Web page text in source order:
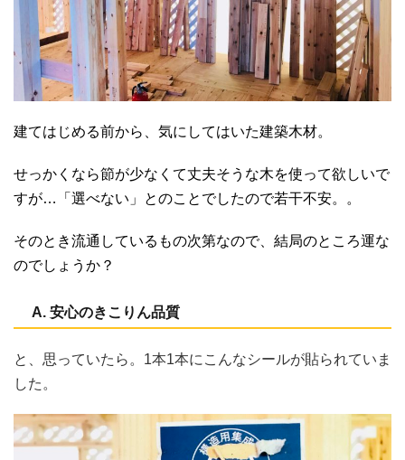
建てはじめる前から、気にしてはいた建築木材。
せっかくなら節が少なくて丈夫そうな木を使って欲しいで
すが…「選べない」とのことでしたので若干不安。。
そのとき流通しているもの次第なので、結局のところ運な
のでしょうか？
A. 安心のきこりん品質
と、思っていたら。1本1本にこんなシールが貼られていま
した。